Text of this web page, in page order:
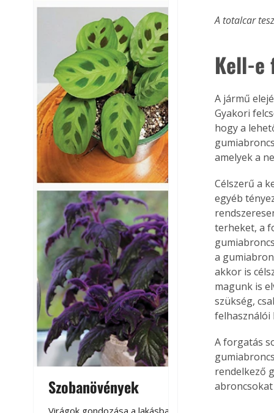
Szobanövények
Virágoskert:
A totalcar
Kell-e
A jármű
Gyakori
hogy a
amelyek a
Célszerű a
egyéb
terheket, a
a
akkor is
magunk is
szükség,
felhasználói
A forgatás
rendelkező